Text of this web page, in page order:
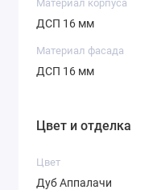
Материал корпуса
ДСП 16 мм
Материал фасада
ДСП 16 мм
Цвет и отделка
Цвет
Дуб Аппалачи